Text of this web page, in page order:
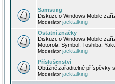
Samsung
Diskuze o Windows Mobile
Moderátorjacktalking
Ostatní značky
Diskuze o Windows Mobile
Motorola, Symbol, Toshiba,
Moderátorjacktalking
Příslušenství
Obtížně zařaditelné příspěvky
Moderátorjacktalking